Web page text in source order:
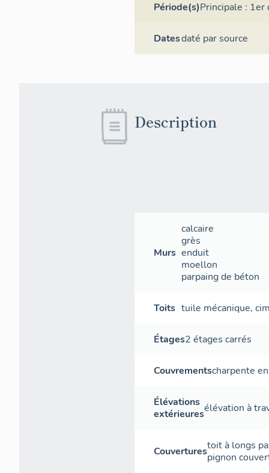
Période(s)Principale : 1er
Datesdaté par source
Description
Murs
calcaire
grès
enduit
moellon
parpaing de béton
Toits tuile mécanique,
Étages2 étages carrés
Couvrementscharpente
Élévations
extérieuresélévation à
Couverturestoit à longs
pignon